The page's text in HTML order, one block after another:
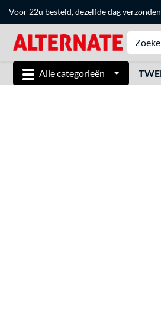
Voor 22u besteld, dezelfde dag verzonden
Alle categorieën